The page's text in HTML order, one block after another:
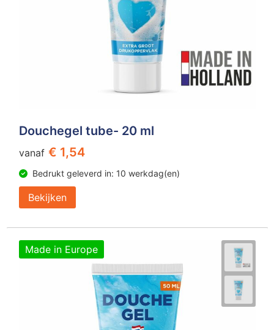
Douchegel tube- 20 ml
vanaf € 1,54
Bedrukt geleverd in: 10 werkdag(en)
Bekijken
Made in Europe